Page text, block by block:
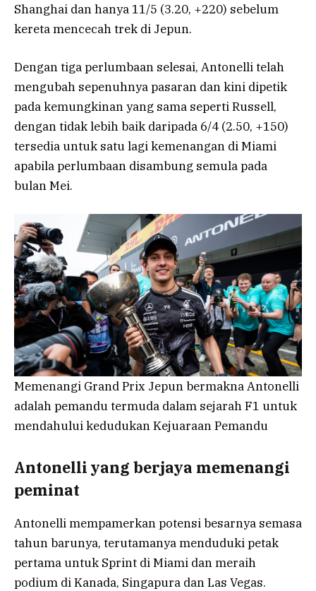
Shanghai dan hanya 11/5 (3.20, +220) sebelum
kereta mencecah trek di Jepun.
Dengan tiga perlumbaan selesai, Antonelli telah
mengubah sepenuhnya pasaran dan kini dipetik
pada kemungkinan yang sama seperti Russell,
dengan tidak lebih baik daripada 6/4 (2.50, +150)
tersedia untuk satu lagi kemenangan di Miami
apabila perlumbaan disambung semula pada
bulan Mei.
Memenangi Grand Prix Jepun bermakna Antonelli
adalah pemandu termuda dalam sejarah F1 untuk
mendahului kedudukan Kejuaraan Pemandu
Antonelli yang berjaya memenangi
peminat
Antonelli mempamerkan potensi besarnya semasa
tahun barunya, terutamanya menduduki petak
pertama untuk Sprint di Miami dan meraih
podium di Kanada, Singapura dan Las Vegas.